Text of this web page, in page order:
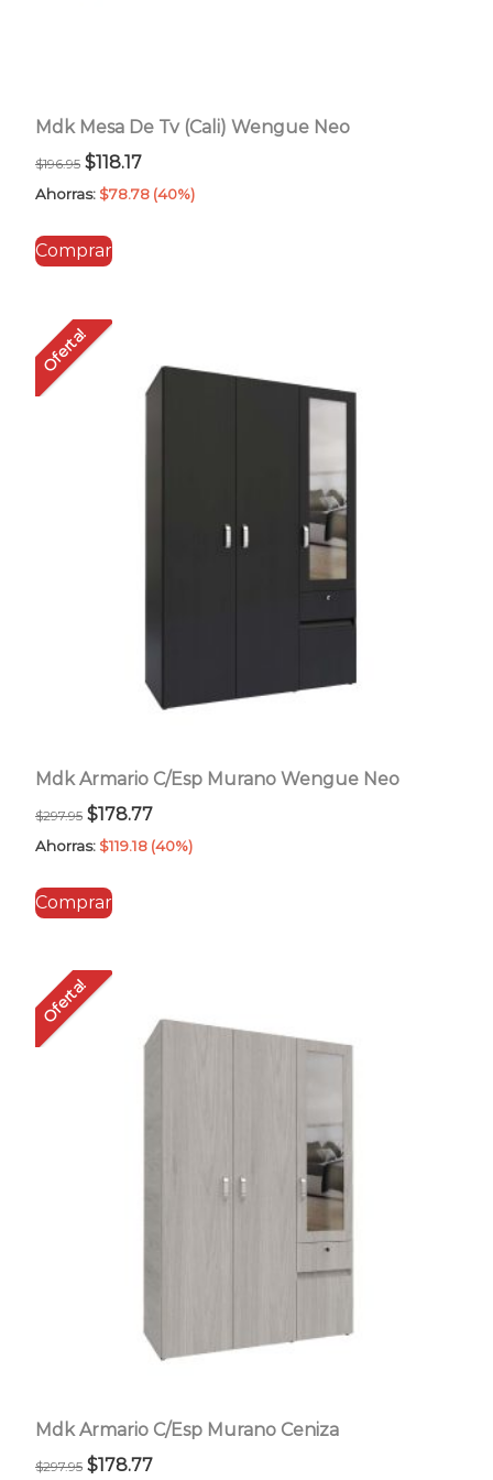
Mdk Mesa De Tv (Cali) Wengue Neo
$196.95 El
precio
era:
$118.17El
precio
Ahorras: $78.78 (40%)
Comprar
Oferta!
Mdk Armario C/Esp Murano Wengue Neo
$297.95 El
precio
era:
$178.77El
precio
Ahorras: $119.18 (40%)
Comprar
Oferta!
Mdk Armario C/Esp Murano Ceniza
$297.95 El
$178.77El